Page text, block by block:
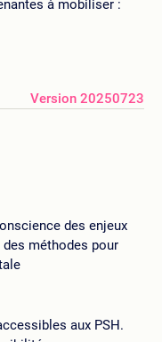
à mobiliser :
Version 20250723
des enjeux
méthodes pour
aux PSH.